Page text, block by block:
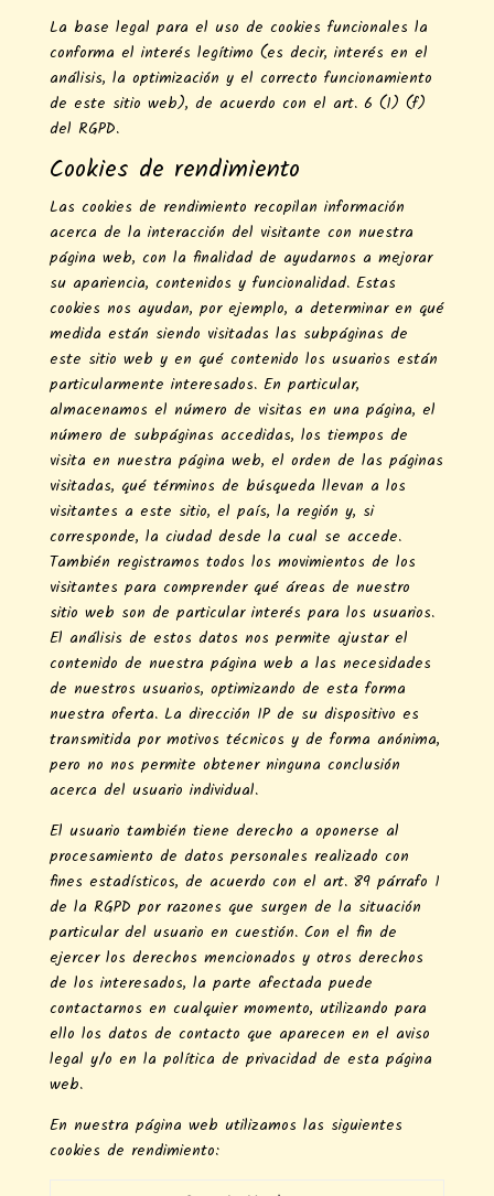
La base legal para el uso de cookies funcionales la
conforma el interés legítimo (es decir, interés en el
análisis, la optimización y el correcto funcionamiento
de este sitio web), de acuerdo con el art. 6 (1) (f)
del RGPD.
Cookies de rendimiento
Las cookies de rendimiento recopilan información
acerca de la interacción del visitante con nuestra
página web, con la finalidad de ayudarnos a mejorar
su apariencia, contenidos y funcionalidad. Estas
cookies nos ayudan, por ejemplo, a determinar en qué
medida están siendo visitadas las subpáginas de
este sitio web y en qué contenido los usuarios están
particularmente interesados. En particular,
almacenamos el número de visitas en una página, el
número de subpáginas accedidas, los tiempos de
visita en nuestra página web, el orden de las páginas
visitadas, qué términos de búsqueda llevan a los
visitantes a este sitio, el país, la región y, si
corresponde, la ciudad desde la cual se accede.
También registramos todos los movimientos de los
visitantes para comprender qué áreas de nuestro
sitio web son de particular interés para los usuarios.
El análisis de estos datos nos permite ajustar el
contenido de nuestra página web a las necesidades
de nuestros usuarios, optimizando de esta forma
nuestra oferta. La dirección IP de su dispositivo es
transmitida por motivos técnicos y de forma anónima,
pero no nos permite obtener ninguna conclusión
acerca del usuario individual.
El usuario también tiene derecho a oponerse al
procesamiento de datos personales realizado con
fines estadísticos, de acuerdo con el art. 89 párrafo 1
de la RGPD por razones que surgen de la situación
particular del usuario en cuestión. Con el fin de
ejercer los derechos mencionados y otros derechos
de los interesados, la parte afectada puede
contactarnos en cualquier momento, utilizando para
ello los datos de contacto que aparecen en el aviso
legal y/o en la política de privacidad de esta página
web.
En nuestra página web utilizamos las siguientes
cookies de rendimiento: